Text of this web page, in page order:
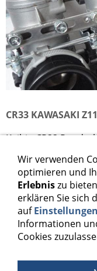
CR33 KAWASAKI
Keihin CR33
1.398,00 €
Inkl. 19 % USt. zzgl.
In den
Wir verwenden
optimieren und
Erlebniszu
erklären Sie sich
aufEinstellungen
Informationen
Cookies